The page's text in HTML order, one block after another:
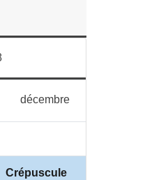
décembredécembre
Crépuscule